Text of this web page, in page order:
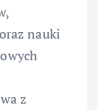
nauki
z